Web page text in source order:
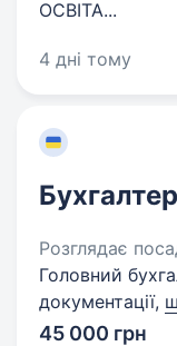
ОСВІТА...
4 дні тому
Розглядає
Головний
документації,
45 000 грн